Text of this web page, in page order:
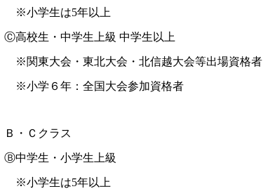
5年以上
生上級 中学生以上
北大会・北信越大会等出場資格者
全国大会参加資格者
・Ｃクラス
学生上級
5年以上